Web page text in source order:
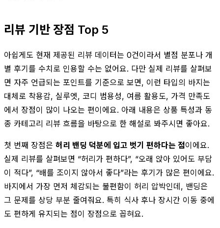
리뷰 기반 장점 Top 5
아쉽게도 현재 제공된 리뷰 데이터는 0건이라서 별점 분포나 개
별 후기를 수치로 인용할 수는 없어요. 다만 실제 리뷰를 살펴보
면 자주 언급되는 포인트를 기준으로 보면, 이런 타입의 바지는
대체로 착용감, 실루엣, 코디 범용성, 여름 활용도, 가격 만족도
에서 장점이 많이 나오는 편이에요. 아래 내용은 상품 특성과 동
종 카테고리 리뷰 흐름을 바탕으로 한 해설로 봐주시면 좋아요.
첫 번째 장점은 허리 밴딩 덕분에 입고 벗기 편하다는 점이에요.
실제 리뷰를 살펴보면 “허리가 편하다”, “오래 앉아 있어도 부담
이 적다”, “배를 조이지 않아서 좋다”라는 후기가 많은 편이에요.
바지에서 가장 먼저 체감되는 불편함이 허리 압박인데, 밴딩은
그 문제를 상당 부분 줄여줘요. 특히 식사 후나 장시간 이동 중에
도 편하게 유지되는 점이 장점으로 꼽혀요.